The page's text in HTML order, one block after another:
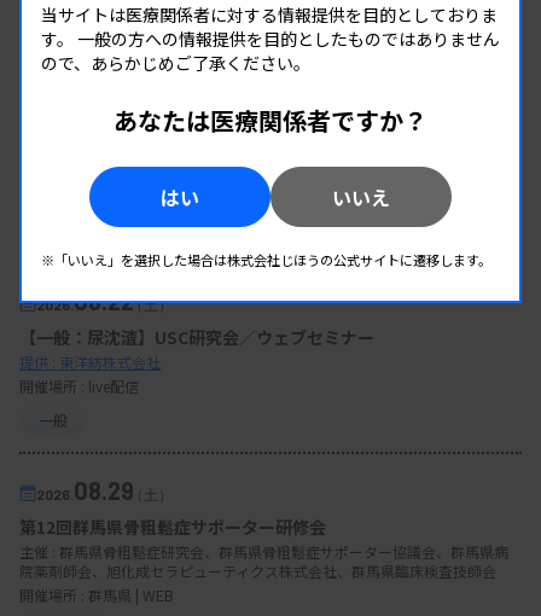
企業イベント
2026.08.22（土）
【一般：尿沈渣】USC研究会／ウェブセミナー
提供 : 東洋紡株式会社
開催場所 : live配信
一般
2026. 08.29（土）
第12回群馬県骨粗鬆症サポーター研修会
主催 : 群馬県骨粗鬆症研究会、群馬県骨粗鬆症サポーター協議会、群馬県病
院薬剤師会、旭化成セラピューティクス株式会社、群馬県臨床検査技師会
開催場所 : 群馬県 | WEB
当サイトは医療関係者に対する情報提供を目的としておりま
す。 一般の方への情報提供を目的としたものではありません
ので、あらかじめご了承ください。
あなたは医療関係者ですか？
はい いいえ
※「いいえ」を選択した場合は株式会社じほうの公式サイトに遷移します。